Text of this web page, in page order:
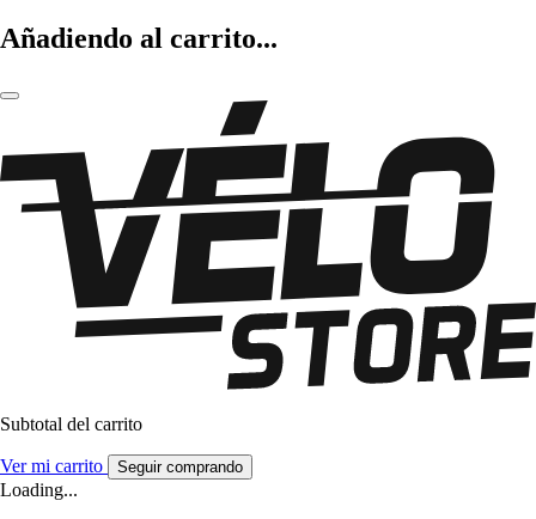
Añadiendo al carrito...
Subtotal del carrito
Ver mi carrito Seguir comprando
Loading...